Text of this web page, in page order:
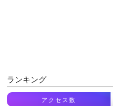
ランキング
アクセス数